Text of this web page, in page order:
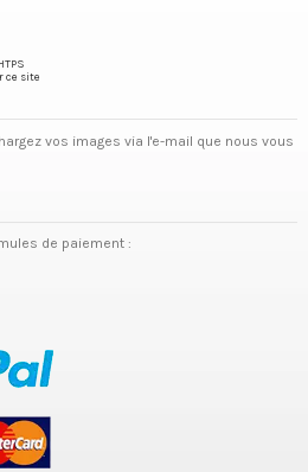
ce site
vos images via l'e-mail que nous vous
de paiement :